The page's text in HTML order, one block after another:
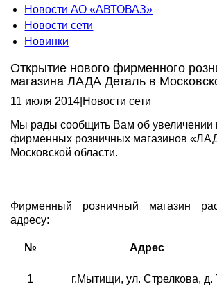
Новости АО «АВТОВАЗ»
Новости сети
Новинки
Открытие нового фирменного
магазина ЛАДА Деталь в
11 июля 2014 Новости сети
Мы рады сообщить Вам об увеличении
фирменных розничных магазинов
Московской области.
Фирменный розничный магазин
адресу:
№ Адрес
1 г.Мытищи, ул. Стрелкова, д.